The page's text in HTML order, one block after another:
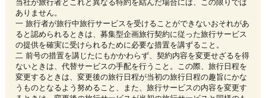
ありません。
一 旅行者が旅行中旅行サービスを受けることができないおそれがあ
ると認められるときは、募集型企画旅行契約に従った旅行サービス
の提供を確実に受けられるために必要な措置を講ずること。
二 前号の措置を講じたにもかかわらず、契約内容を変更せざるを得
ないときは、代替サービスの手配を行うこと。この際、旅行日程を
変更するときは、変更後の旅行日程が当初の旅行日程の趣旨にかな
うものとなるよう努めること、また、旅行サービスの内容を変更す